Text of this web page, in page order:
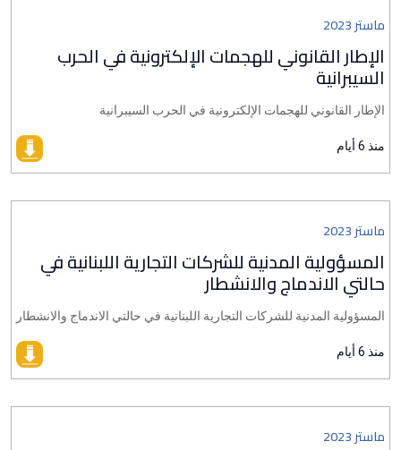
ماستر 2023
الإطار القانوني للهجمات الإلكترونية في الحرب
السيبرانية
الإطار القانوني للهجمات الإلكترونية في الحرب السيبرانية
منذ 6 أيام
ماستر 2023
المسؤولية المدنية للشركات التجارية اللبنانية في
حالتي الاندماج والانشطار
المسؤولية المدنية للشركات التجارية اللبنانية في حالتي الاندماج والانشطار
منذ 6 أيام
ماستر 2023